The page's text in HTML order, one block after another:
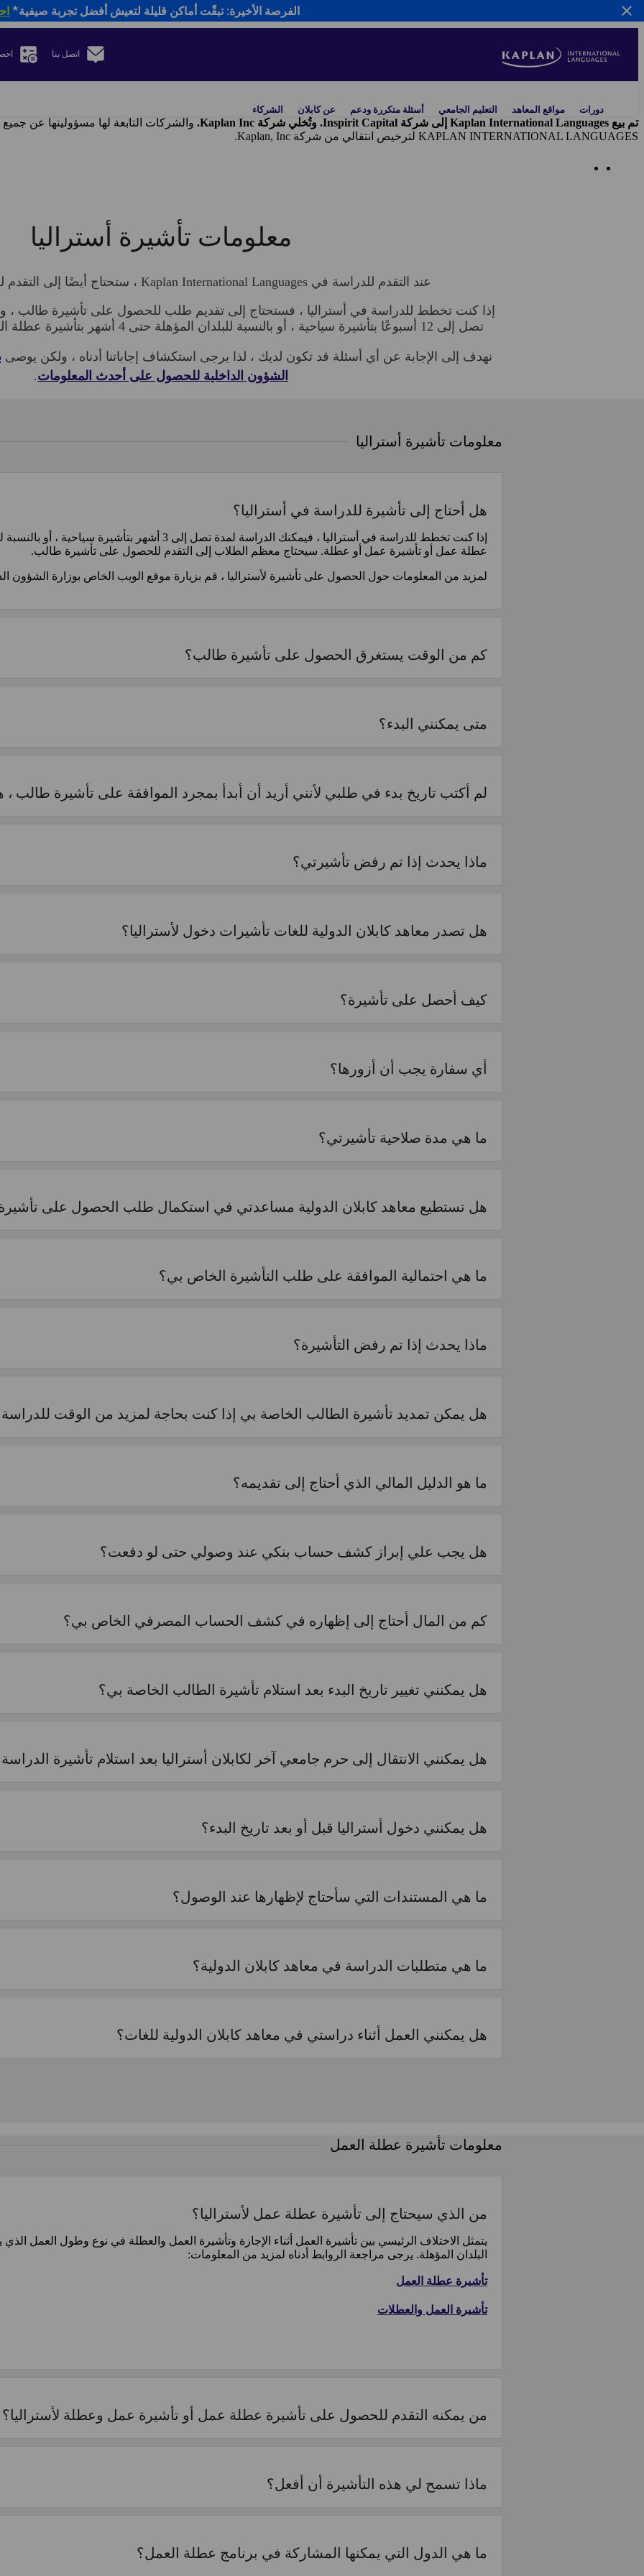
Skip
to
content
اتصل بنا
navigationدورات مواقع المعاهد التعليم الجامعي أسئلة متكررة ودعم عن كابلان الشركاء
تم بيع Kaplan International Languages إلى شركة Inspirit Capital. وتُخلي شركة Kaplan Inc.
والشركات التابعة لها مسؤوليتها عن
KAPLAN INTERNATIONAL LANGUAGES لترخيص انتقالي من شركة Kaplan, Inc.
الفرصة الأخيرة: تبقّت أماكن قليلة لتعيش أفضل تجربة صيفية*
معلومات تأشيرة أستراليا
عند التقدم للدراسة في Kaplan International Languages ، ستحتاج أيضًا إلى التقدم للحصول على تأشيرة.
إذا كنت تخطط للدراسة في أستراليا ، فستحتاج إلى تقديم طلب للحصول على تأشيرة طالب ،
تصل إلى 12 أسبوعًا بتأشيرة سياحية ، أو بالنسبة للبلدان المؤهلة حتى 4 أشهر بتأشيرة عطلة العمل ، أو العمل وتأشيرة عطلة.
نهدف إلى الإجابة عن أي أسئلة قد تكون لديك ، لذا يرجى استكشاف إجاباتنا أدناه ، ولكن يوصى
الشؤون الداخلية للحصول على أحدث المعلومات.
معلومات تأشيرة أستراليا
هل أحتاج إلى تأشيرة للدراسة في أستراليا؟
عطلة عمل أو تأشيرة عمل أو عطلة. سيحتاج معظم الطلاب إلى التقدم للحصول على تأشيرة طالب.
لمزيد من المعلومات حول الحصول على تأشيرة لأستراليا ، قم بزيارة موقع الويب الخاص بوزارة الشؤون
كم من الوقت يستغرق الحصول على تأشيرة طالب؟
متى يمكنني البدء؟
لم أكتب تاريخ بدء في طلبي لأنني أريد أن أبدأ بمجرد الموافقة على تأشيرة طالب
ماذا يحدث إذا تم رفض تأشيرتي؟
هل تصدر معاهد كابلان الدولية للغات تأشيرات دخول لأستراليا؟
كيف أحصل على تأشيرة؟
أي سفارة يجب أن أزورها؟
ما هي مدة صلاحية تأشيرتي؟
هل تستطيع معاهد كابلان الدولية مساعدتي في استكمال طلب الحصول على
ما هي احتمالية الموافقة على طلب التأشيرة الخاص بي؟
ماذا يحدث إذا تم رفض التأشيرة؟
هل يمكن تمديد تأشيرة الطالب الخاصة بي إذا كنت بحاجة لمزيد من الوقت
ما هو الدليل المالي الذي أحتاج إلى تقديمه؟
هل يجب علي إبراز كشف حساب بنكي عند وصولي حتى لو دفعت؟
كم من المال أحتاج إلى إظهاره في كشف الحساب المصرفي الخاص بي؟
هل يمكنني تغيير تاريخ البدء بعد استلام تأشيرة الطالب الخاصة بي؟
هل يمكنني الانتقال إلى حرم جامعي آخر لكابلان أستراليا بعد استلام تأشيرة
هل يمكنني دخول أستراليا قبل أو بعد تاريخ البدء؟
ما هي المستندات التي سأحتاج لإظهارها عند الوصول؟
ما هي متطلبات الدراسة في معاهد كابلان الدولية؟
هل يمكنني العمل أثناء دراستي في معاهد كابلان الدولية للغات؟
معلومات تأشيرة عطلة العمل
من الذي سيحتاج إلى تأشيرة عطلة عمل لأستراليا؟
يتمثل الاختلاف الرئيسي بين تأشيرة العمل أثناء الإجازة وتأشيرة العمل والعطلة في نوع وطول العمل الذي
البلدان المؤهلة. يرجى مراجعة الروابط أدناه لمزيد من المعلومات:
تأشيرة عطلة العمل
تأشيرة العمل والعطلات
من يمكنه التقدم للحصول على تأشيرة عطلة عمل أو تأشيرة عمل وعطلة لأستراليا؟
ماذا تسمح لي هذه التأشيرة أن أفعل؟
ما هي الدول التي يمكنها المشاركة في برنامج عطلة العمل؟